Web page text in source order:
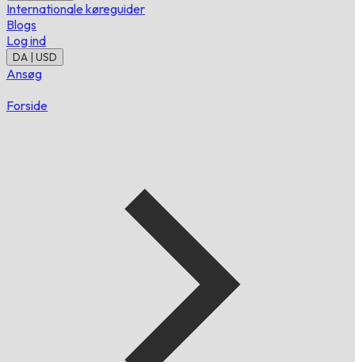
Internationale køreguider
Blogs
Log ind
DA | USD
Ansøg
Forside